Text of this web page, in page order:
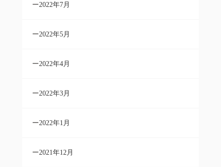
2022年7月
2022年5月
2022年4月
2022年3月
2022年1月
2021年12月